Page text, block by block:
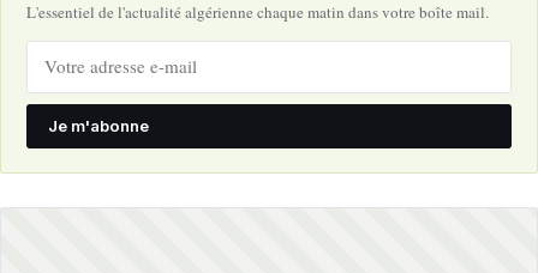
L'essentiel de l'actualité algérienne chaque matin dans votre boîte mail.
Je m'abonne